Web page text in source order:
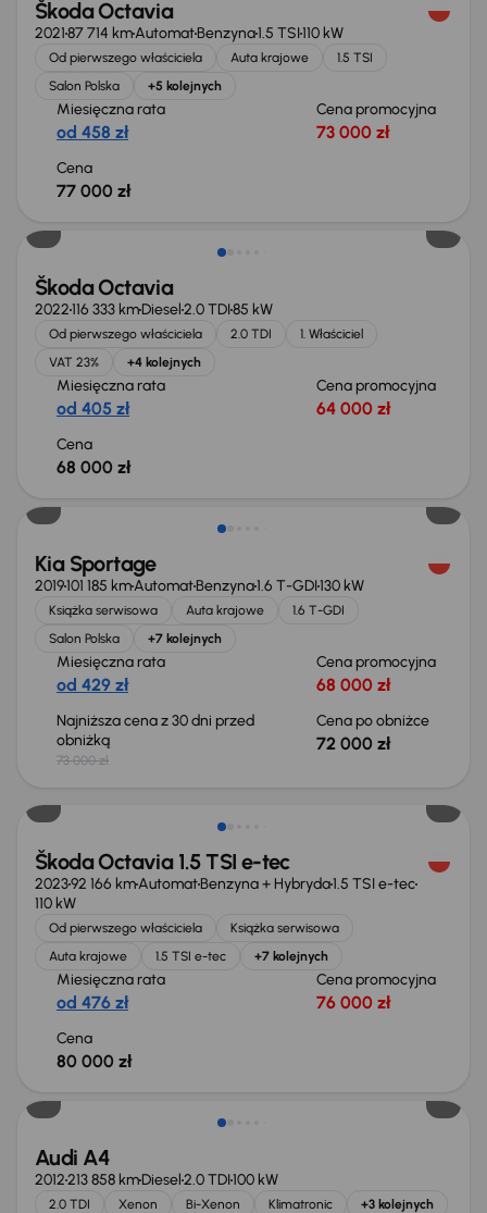
Škoda Octavia
202187 714 kmAutomatBenzyna1.5 TSI110 kW
Od pierwszego właściciela Auta krajowe
1.5 TSI
Salon Polska
+5 kolejnych
Miesięczna rata
od 458 zł
Cena promocyjna
73 000 zł
Cena
77 000 zł
Škoda Octavia
2022116 333 kmDiesel2.0 TDI85 kW
Od pierwszego właściciela 2.0 TDI
1. Właściciel
VAT 23%
+4 kolejnych
Miesięczna rata
od 405 zł
Cena promocyjna
64 000 zł
Cena
68 000 zł
Taniej o 1 000 zł
Kia Sportage
2019101 185 kmAutomatBenzyna1.6 T-GDI130 kW
Książka serwisowa Auta krajowe
1.6 T-GDI
Salon Polska
+7 kolejnych
Miesięczna rata
od 429 zł
Cena promocyjna
68 000 zł
Najniższa cena z 30 dni przed
obniżką
73 000 zł
Cena po obniżce
72 000 zł
Škoda Octavia 1.5 TSI e-tec
202392 166 kmAutomatBenzyna + Hybryda1.5 TSI e-tec
110 kW
Od pierwszego właściciela
Książka serwisowa
Auta krajowe
1.5 TSI e-tec +7 kolejnych
Miesięczna rata
od 476 zł
Cena promocyjna
76 000 zł
Cena
80 000 zł
Audi A4
2012213 858 kmDiesel2.0 TDI100 kW
2.0 TDI Xenon Bi-Xenon Klimatronic +3 kolejnych